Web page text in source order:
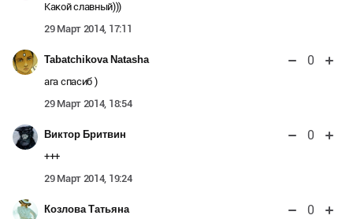
Какой славный)))
29 Март 2014, 17:11
Tabatchikova Natasha 0
ага спасиб )
29 Март 2014, 18:54
Виктор Бритвин 0
+++
29 Март 2014, 19:24
Козлова Татьяна 0